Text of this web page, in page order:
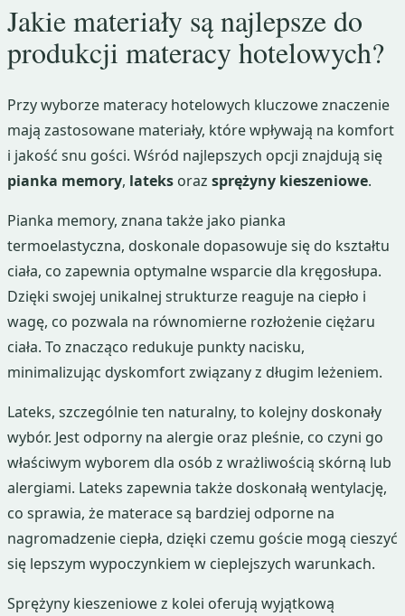
Jakie materiały są najlepsze do
produkcji materacy hotelowych?
Przy wyborze materacy hotelowych kluczowe znaczenie
mają zastosowane materiały, które wpływają na komfort
i jakość snu gości. Wśród najlepszych opcji znajdują się
pianka memory, lateks oraz sprężyny kieszeniowe.
Pianka memory, znana także jako pianka
termoelastyczna, doskonale dopasowuje się do kształtu
ciała, co zapewnia optymalne wsparcie dla kręgosłupa.
Dzięki swojej unikalnej strukturze reaguje na ciepło i
wagę, co pozwala na równomierne rozłożenie ciężaru
ciała. To znacząco redukuje punkty nacisku,
minimalizując dyskomfort związany z długim leżeniem.
Lateks, szczególnie ten naturalny, to kolejny doskonały
wybór. Jest odporny na alergie oraz pleśnie, co czyni go
właściwym wyborem dla osób z wrażliwością skórną lub
alergiami. Lateks zapewnia także doskonałą wentylację,
co sprawia, że materace są bardziej odporne na
nagromadzenie ciepła, dzięki czemu goście mogą cieszyć
się lepszym wypoczynkiem w cieplejszych warunkach.
Sprężyny kieszeniowe z kolei oferują wyjątkową